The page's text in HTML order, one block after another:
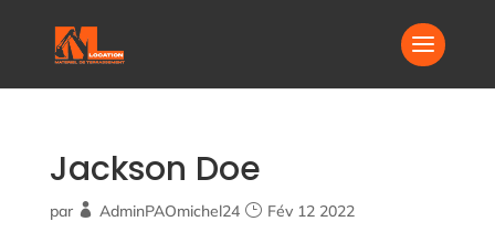
Jackson Doe
par AdminPAOmichel24 Fév 12 2022